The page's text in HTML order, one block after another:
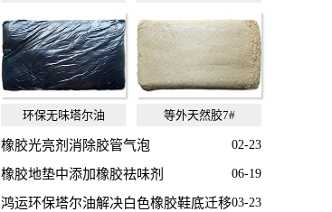
环保无味塔尔油 等外天然胶7#
02-23
橡胶光亮剂消除胶管气泡
06-19
橡胶地垫中添加橡胶祛味剂
03-23
鸿运环保塔尔油解决白色橡胶鞋底迁移